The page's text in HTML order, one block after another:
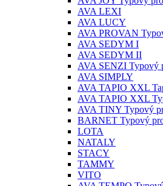
AVA LEXI
AVA LUCY
AVA PROVAN
AVA SEDYM I
AVA SEDYM II
AVA SENZI Typový
AVA SIMPLY
AVA TAPIO XXL
AVA TAPIO XXL
AVA TINY Typový
BARNET Typový
LOTA
NATALY
STACY
TAMMY
VITO